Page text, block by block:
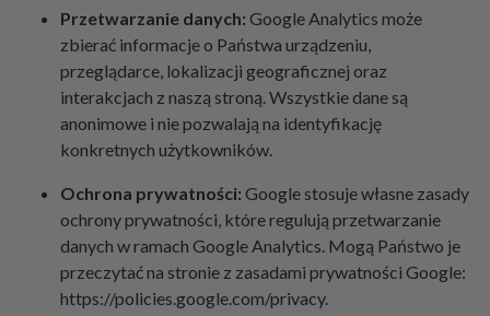
Przetwarzanie danych: Google Analytics może
zbierać informacje o Państwa urządzeniu,
przeglądarce, lokalizacji geograficznej oraz
interakcjach z naszą stroną. Wszystkie dane są
anonimowe i nie pozwalają na identyfikację
konkretnych użytkowników.
Ochrona prywatności: Google stosuje własne zasady
ochrony prywatności, które regulują przetwarzanie
danych w ramach Google Analytics. Mogą Państwo je
przeczytać na stronie z zasadami prywatności Google:
https://policies.google.com/privacy.